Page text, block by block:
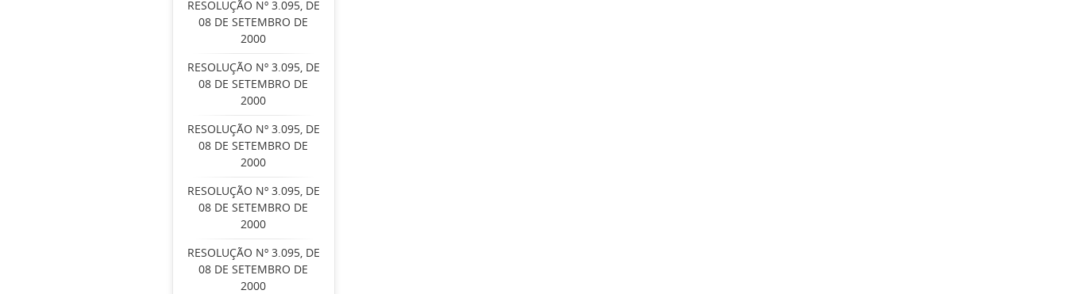
RESOLUÇÃO Nº 3.095, DE
08 DE SETEMBRO DE
2000
RESOLUÇÃO Nº 3.095, DE
08 DE SETEMBRO DE
2000
RESOLUÇÃO Nº 3.095, DE
08 DE SETEMBRO DE
2000
RESOLUÇÃO Nº 3.095, DE
08 DE SETEMBRO DE
2000
RESOLUÇÃO Nº 3.095, DE
08 DE SETEMBRO DE
2000